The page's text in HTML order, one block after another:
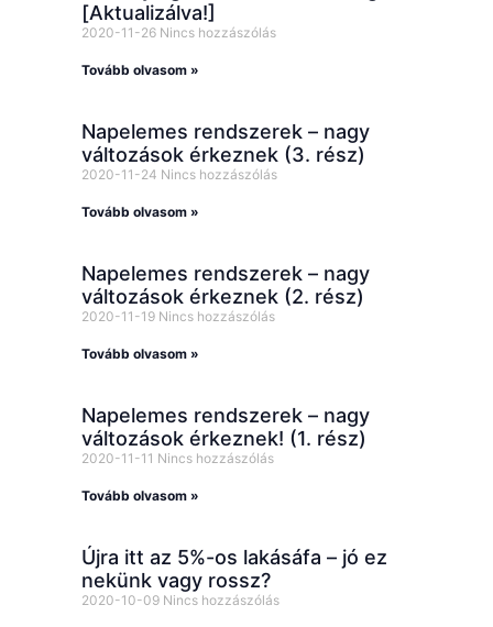
[Aktualizálva!]
2020-11-26 Nincs hozzászólás
Tovább olvasom »
Napelemes rendszerek – nagy
változások érkeznek (3. rész)
2020-11-24 Nincs hozzászólás
Tovább olvasom »
Napelemes rendszerek – nagy
változások érkeznek (2. rész)
2020-11-19 Nincs hozzászólás
Tovább olvasom »
Napelemes rendszerek – nagy
változások érkeznek! (1. rész)
2020-11-11 Nincs hozzászólás
Tovább olvasom »
Újra itt az 5%-os lakásáfa – jó ez
nekünk vagy rossz?
2020-10-09 Nincs hozzászólás